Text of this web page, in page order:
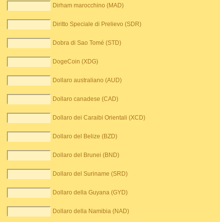
Dirham marocchino (MAD)
Diritto Speciale di Prelievo (SDR)
Dobra di Sao Tomé (STD)
DogeCoin (XDG)
Dollaro australiano (AUD)
Dollaro canadese (CAD)
Dollaro dei Caraibi Orientali (XCD)
Dollaro del Belize (BZD)
Dollaro del Brunei (BND)
Dollaro del Suriname (SRD)
Dollaro della Guyana (GYD)
Dollaro della Namibia (NAD)